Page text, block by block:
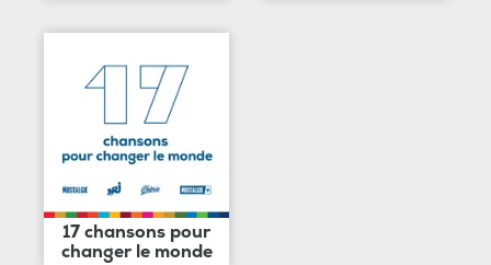
17 chansons pour
changer le monde